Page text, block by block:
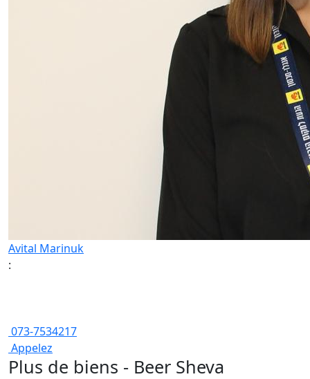
Avital Marinuk
:
073-7534217
Appelez
Plus de biens - Beer Sheva